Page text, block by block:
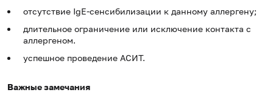
отсутствие IgE-сенсибилизации к данному аллергену;
длительное ограничение или исключение контакта с
аллергеном.
успешное проведение АСИТ.
Важные замечания